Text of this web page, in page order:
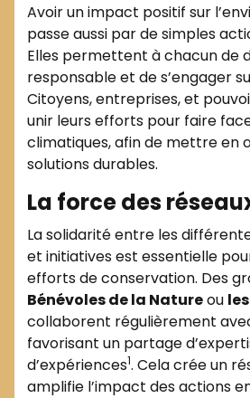
Avoir un impact positif sur
passe aussi par de simples
Elles permettent à chacun de
responsable et de s’engager
Citoyens, entreprises, et
unir leurs efforts pour faire
climatiques, afin de mettre en
solutions durables.
La force des
La solidarité entre les
et initiatives est essentielle
efforts de conservation. Des
Bénévoles de la Natureou
collaborent régulièrement
favorisant un partage
d’expériences1. Cela crée un
amplifie l’impact des actions